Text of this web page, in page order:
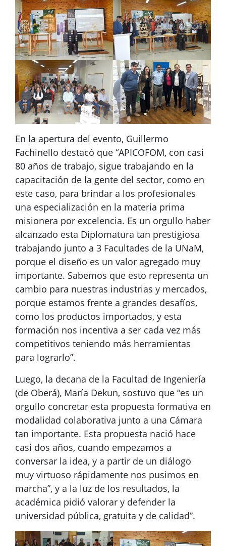
En la apertura del evento, Guillermo
Fachinello destacó que “APICOFOM, con casi
80 años de trabajo, sigue trabajando en la
capacitación de la gente del sector, como en
este caso, para brindar a los profesionales
una especialización en la materia prima
misionera por excelencia. Es un orgullo haber
alcanzado esta Diplomatura tan prestigiosa
trabajando junto a 3 Facultades de la UNaM,
porque el diseño es un valor agregado muy
importante. Sabemos que esto representa un
cambio para nuestras industrias y mercados,
porque estamos frente a grandes desafíos,
como los productos importados, y esta
formación nos incentiva a ser cada vez más
competitivos teniendo más herramientas
para lograrlo”.
Luego, la decana de la Facultad de Ingeniería
(de Oberá), María Dekun, sostuvo que “es un
orgullo concretar esta propuesta formativa en
modalidad colaborativa junto a una Cámara
tan importante. Esta propuesta nació hace
casi dos años, cuando empezamos a
conversar la idea, y a partir de un diálogo
muy virtuoso rápidamente nos pusimos en
marcha”, y a la luz de los resultados, la
académica pidió valorar y defender la
universidad pública, gratuita y de calidad”.